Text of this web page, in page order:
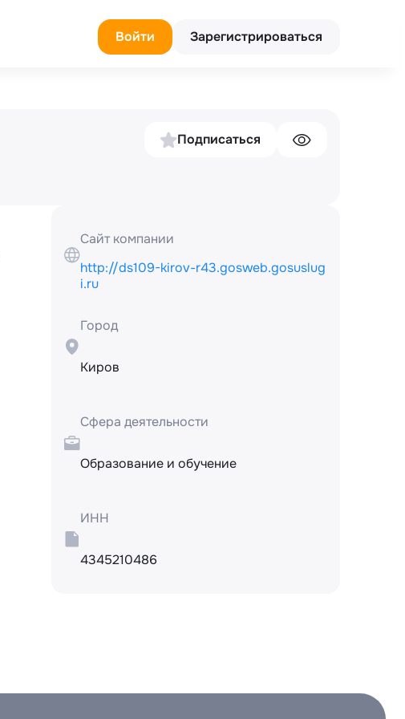
Войти Зарегистрироваться
Подписаться
Сайт компании
http://ds109-kirov-r43.gosweb.gosuslug
i.ru
Город
Киров
Сфера деятельности
Образование и обучение
ИНН
4345210486